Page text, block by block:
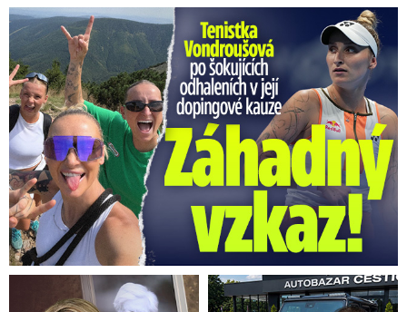
Vondroušová po šokujících odhaleních v kauze: Záhadný vzkaz!